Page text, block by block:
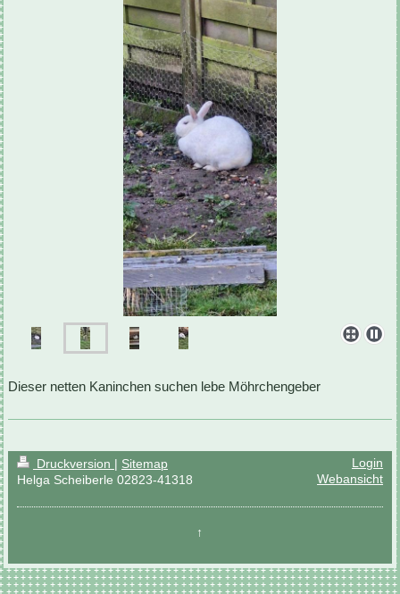
Dieser netten Kaninchen suchen lebe Möhrchengeber
Druckversion
Sitemap
Helga Scheiberle 02823-41318
Login
Webansicht
↑